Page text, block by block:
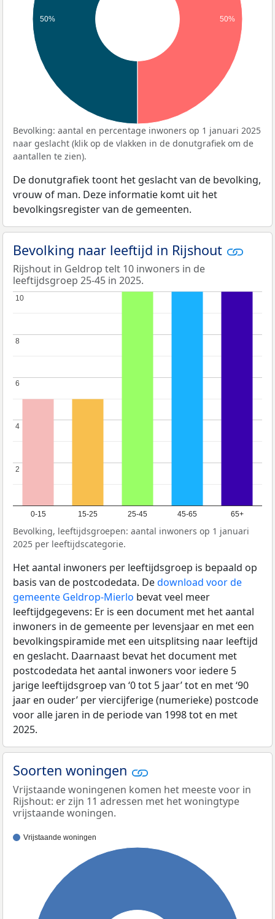
50% 50%
Bevolking: aantal en percentage inwoners op 1 januari 2025
naar geslacht (klik op de vlakken in de donutgrafiek om de
aantallen te zien).
De donutgrafiek toont het geslacht van de bevolking,
vrouw of man. Deze informatie komt uit het
bevolkingsregister van de gemeenten.
Bevolking naar leeftijd in Rijshout
Rijshout in Geldrop telt 10 inwoners in de
leeftijdsgroep 25-45 in 2025.
0-15 15-25 25-45 45-65 65+
2
2
4
4
6
6
8
8
10
10
Bevolking, leeftijdsgroepen: aantal inwoners op 1 januari
2025 per leeftijdscategorie.
Het aantal inwoners per leeftijdsgroep is bepaald op
basis van de postcodedata. Dedownload voor de
gemeente Geldrop-Mierlo bevat veel meer
leeftijdgegevens: Er is een document met het aantal
inwoners in de gemeente per levensjaar en met een
bevolkingspiramide met een uitsplitsing naar leeftijd
en geslacht. Daarnaast bevat het document met
postcodedata het aantal inwoners voor iedere 5
jarige leeftijdsgroep van ‘0 tot 5 jaar’ tot en met ‘90
jaar en ouder’ per viercijferige (numerieke) postcode
voor alle jaren in de periode van 1998 tot en met
2025.
Soorten woningen
Vrijstaande woningenen komen het meeste voor in
Rijshout: er zijn 11 adressen met het woningtype
vrijstaande woningen.
Vrijstaande woningen